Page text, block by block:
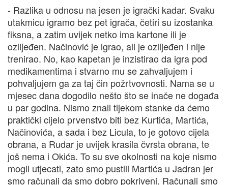
- Razlika u odnosu na jesen je igrački kadar. Svaku
utakmicu igramo bez pet igrača, četiri su izostanka
fiksna, a zatim uvijek netko ima kartone ili je
ozlijeđen. Načinović je igrao, ali je ozlijeđen i nije
trenirao. No, kao kapetan je inzistirao da igra pod
medikamentima i stvarno mu se zahvaljujem i
pohvaljujem ga za taj čin požrtvovnosti. Nama se u
mjesec dana dogodilo nešto što se inače ne događa
u par godina. Nismo znali tijekom stanke da ćemo
praktički cijelo prvenstvo biti bez Kurtića, Martića,
Načinovića, a sada i bez Licula, to je gotovo cijela
obrana, a Rudar je uvijek krasila čvrsta obrana, te
još nema i Okića. To su sve okolnosti na koje nismo
mogli utjecati, zato smo pustili Martića u Jadran jer
smo računali da smo dobro pokriveni. Računali smo